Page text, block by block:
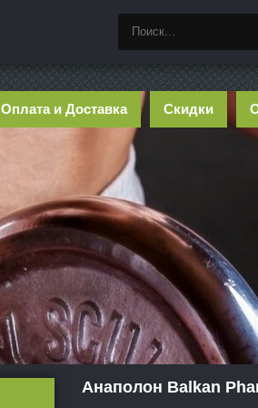
Оплата и Доставка Скидки
Анаполон Balkan